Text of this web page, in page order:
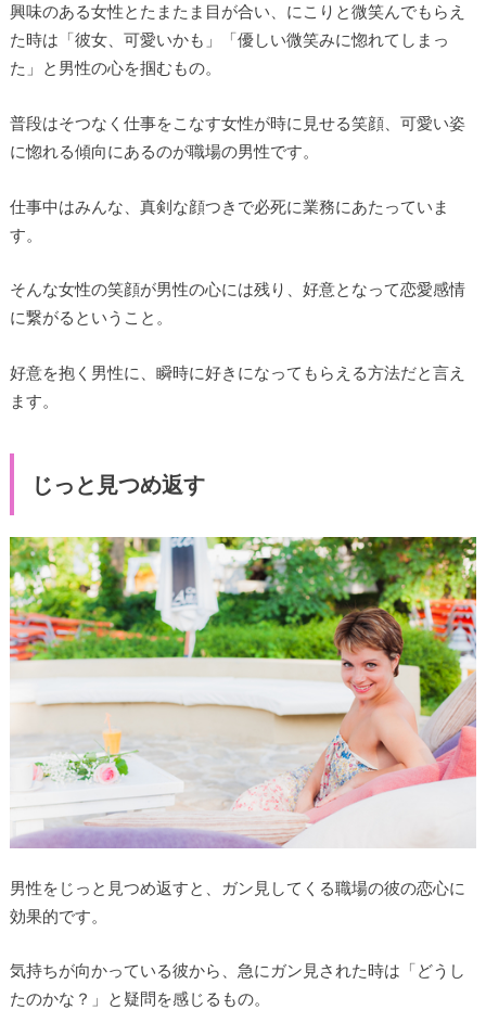
興味のある女性とたまたま目が合い、にこりと微笑んでもらえ
た時は「彼女、可愛いかも」「優しい微笑みに惚れてしまっ
た」と男性の心を掴むもの。
普段はそつなく仕事をこなす女性が時に見せる笑顔、可愛い姿
に惚れる傾向にあるのが職場の男性です。
仕事中はみんな、真剣な顔つきで必死に業務にあたっていま
す。
そんな女性の笑顔が男性の心には残り、好意となって恋愛感情
に繋がるということ。
好意を抱く男性に、瞬時に好きになってもらえる方法だと言え
ます。
じっと見つめ返す
男性をじっと見つめ返すと、ガン見してくる職場の彼の恋心に
効果的です。
気持ちが向かっている彼から、急にガン見された時は「どうし
たのかな？」と疑問を感じるもの。